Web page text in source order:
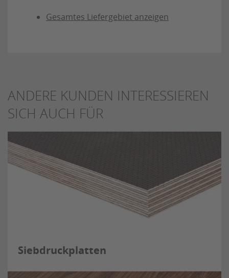
Gesamtes Liefergebiet anzeigen
ANDERE KUNDEN INTERESSIEREN
SICH AUCH FÜR
Siebdruckplatten